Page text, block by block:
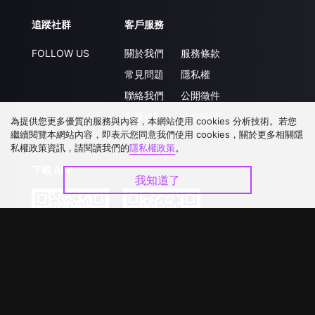
追蹤社群
FOLLOW US
客戶服務
關於我們
常見問題
聯絡我們
升級VIP
服務條款
隱私權
公開徵件
合作洽談
下載 APP
為提供您更多優質的服務與內容，本網站使用 cookies 分析技術。若您
繼續閱覽本網站內容，即表示您同意我們使用 cookies，關於更多相關隱
私權政策資訊，請閱讀我們的隱私權政策。
我知道了